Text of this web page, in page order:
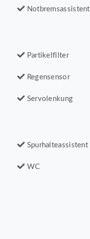
Notbremsassistent
Partikelfilter
Regensensor
Servolenkung
Spurhalteassistent
WC